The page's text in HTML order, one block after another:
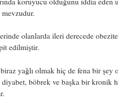
mevzudur.
olanlarda ileri derecede
edilmiştir.
yağlı olmak hiç de fena bir şey
böbrek ve başka bir kronik